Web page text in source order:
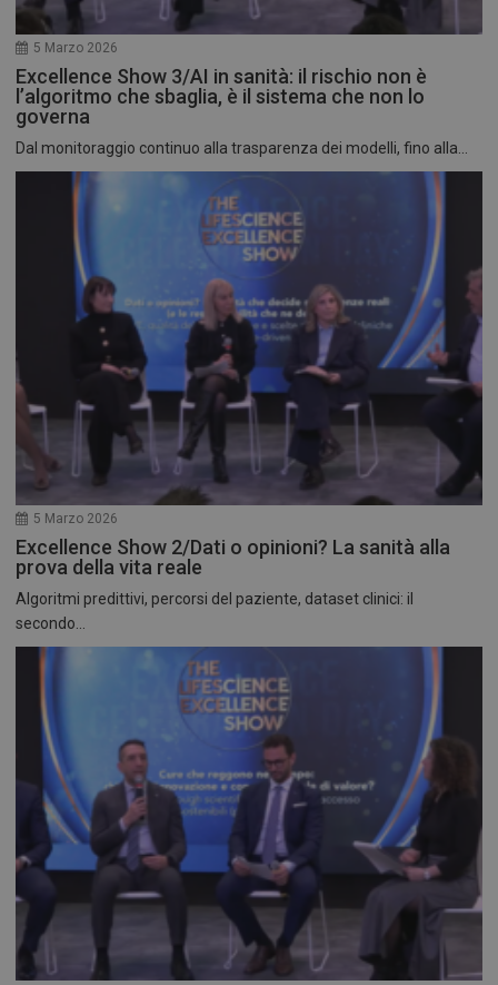
5 Marzo 2026
Excellence Show 3/AI in sanità: il rischio non è
l’algoritmo che sbaglia, è il sistema che non lo
governa
Dal monitoraggio continuo alla trasparenza dei modelli, fino alla...
5 Marzo 2026
Excellence Show 2/Dati o opinioni? La sanità alla
prova della vita reale
Algoritmi predittivi, percorsi del paziente, dataset clinici: il
secondo...